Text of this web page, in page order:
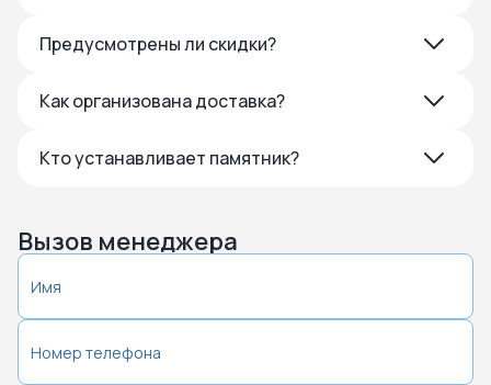
Предусмотрены ли скидки?
Как организована доставка?
Кто устанавливает памятник?
Вызов менеджера